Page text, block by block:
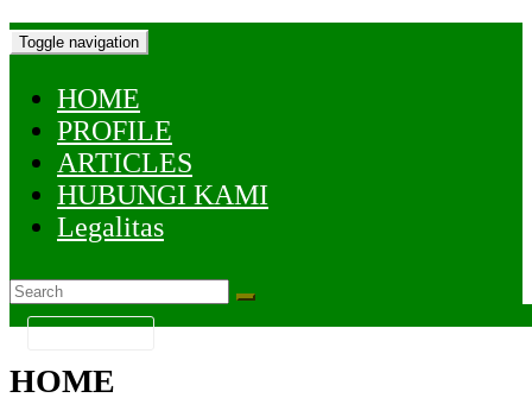
Toggle navigation
HOME
PROFILE
ARTICLES
HUBUNGI KAMI
Legalitas
KATEGORI
HOME